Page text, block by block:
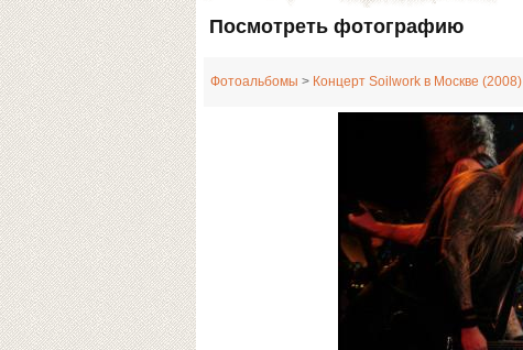
Посмотреть фотографию
Фотоальбомы > Концерт Soilwork в Москве (2008)